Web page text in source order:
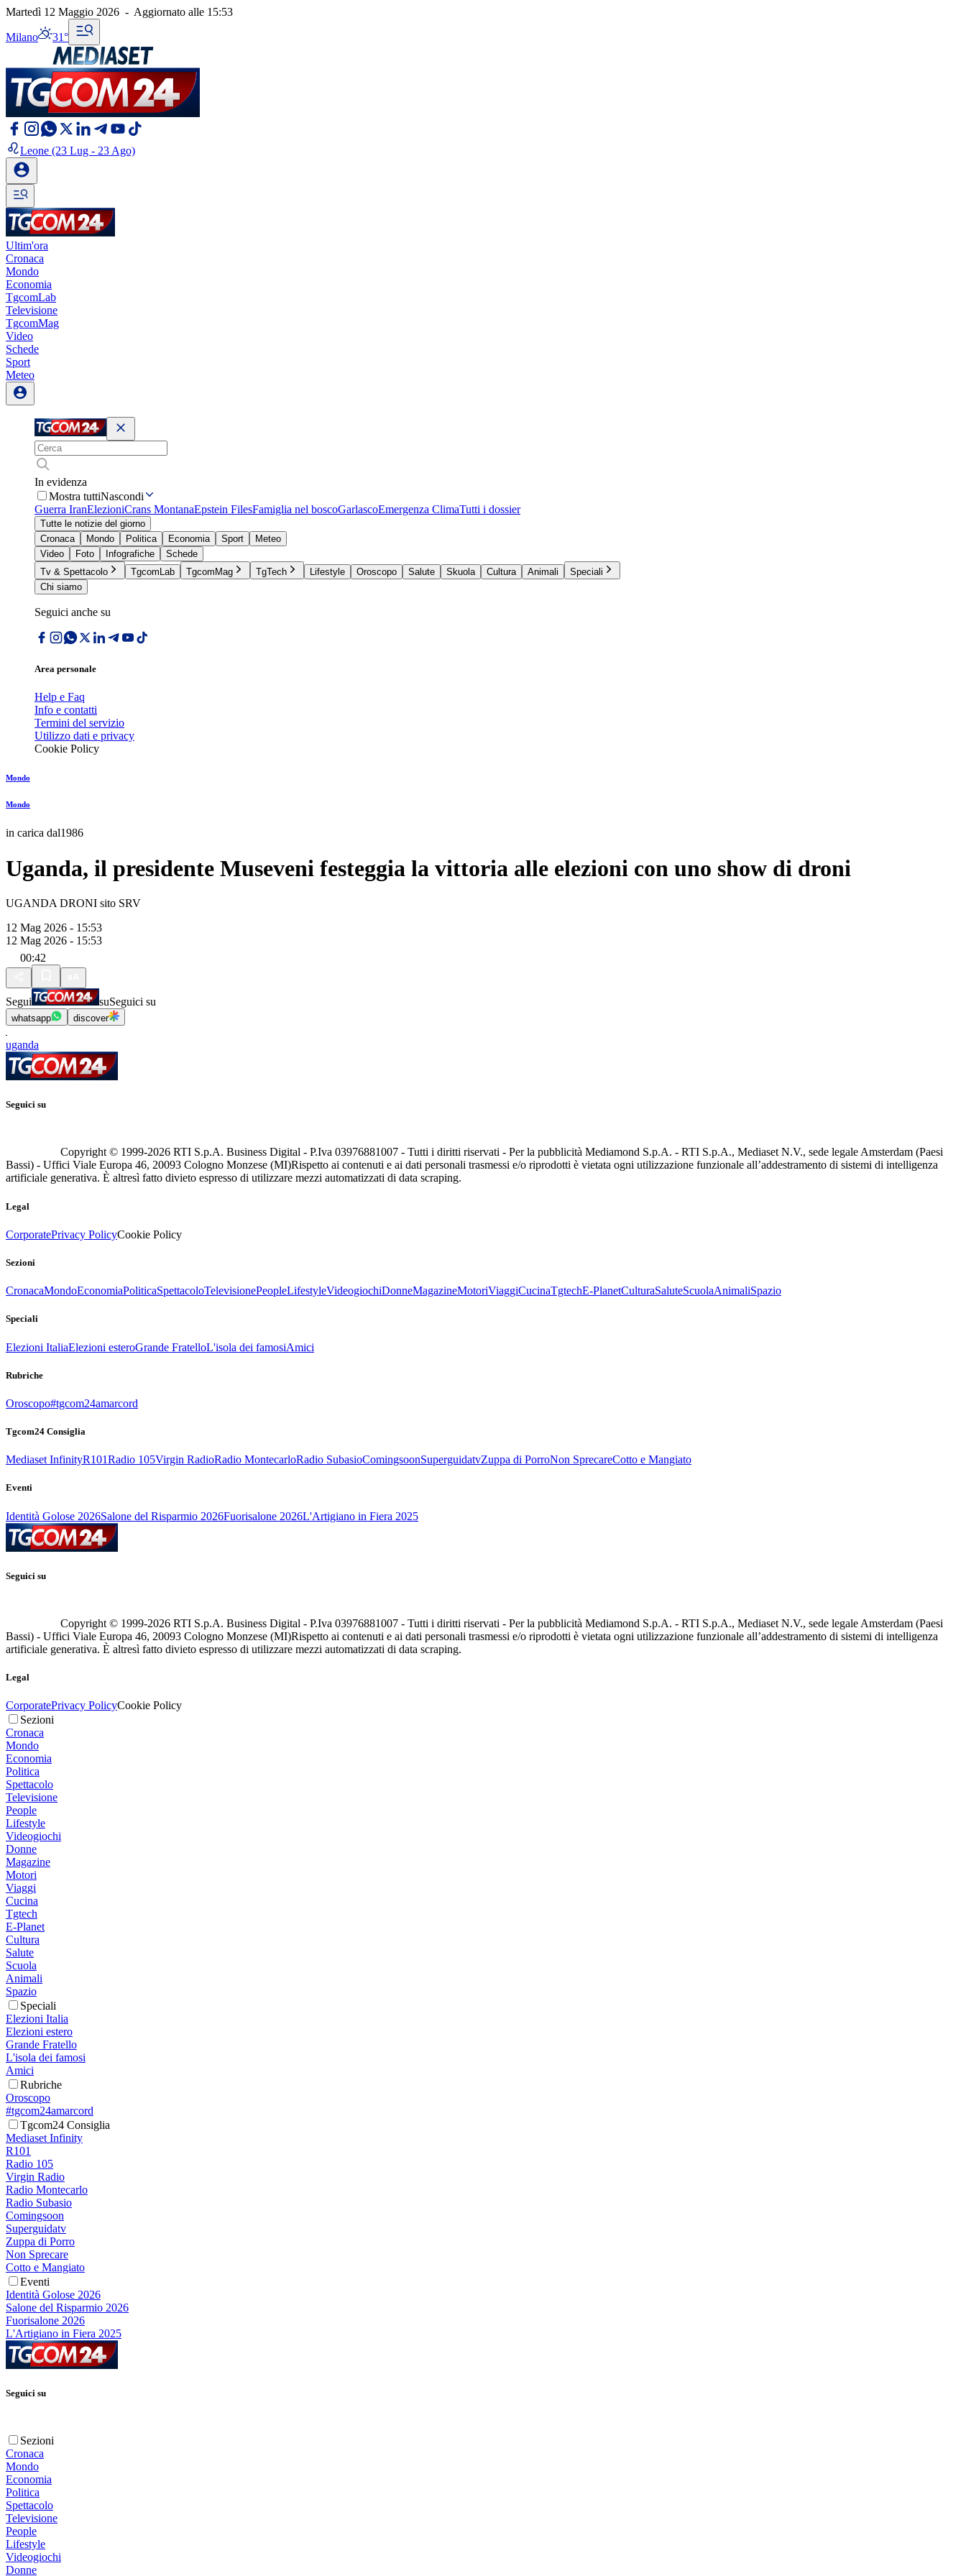
Martedì 12 Maggio 2026 - Aggiornato alle 15:53
Milano 31°
Leone (23 Lug - 23 Ago)
Ultim'ora
Cronaca
Mondo
Economia
TgcomLab
Televisione
TgcomMag
Video
Schede
Sport
Meteo
In evidenza
Mostra tuttiNascondi
Guerra IranElezioniCrans MontanaEpstein FilesFamiglia nel boscoGarlascoEmergenza ClimaTutti i dossier
Tutte le notizie del giorno
Cronaca
Mondo Politica Economia Sport
Meteo
Video
Foto Infografiche
Schede
Tv & Spettacolo
TgcomLab TgcomMag TgTech Lifestyle Oroscopo Salute Skuola Cultura Animali
Speciali
Chi siamo
Seguici anche su
Area personale
Help e Faq
Info e contatti
Termini del servizio
Utilizzo dati e privacy
Cookie Policy
Mondo
Mondo
in carica dal1986
Uganda, il presidente Museveni festeggia la vittoria alle elezioni con uno show di droni
UGANDA DRONI sito SRV
12 Mag 2026 - 15:53
12 Mag 2026 - 15:53
00:42
Segui suSeguici su
whatsapp discover
uganda
Seguici su
Copyright © 1999-2026 RTI S.p.A. Business Digital - P.Iva 03976881007 - Tutti i diritti riservati - Per la pubblicità Mediamond S.p.A. - RTI S.p.A., Mediaset N.V., sede legale Amsterdam (Paesi
Bassi) - Uffici Viale Europa 46, 20093 Cologno Monzese (MI)Rispetto ai contenuti e ai dati personali trasmessi e/o riprodotti è vietata ogni utilizzazione funzionale all’addestramento di sistemi di intelligenza
artificiale generativa. È altresì fatto divieto espresso di utilizzare mezzi automatizzati di data scraping.
Legal
CorporatePrivacy PolicyCookie Policy
Sezioni
CronacaMondoEconomiaPoliticaSpettacoloTelevisionePeopleLifestyleVideogiochiDonneMagazineMotoriViaggiCucinaTgtechE-PlanetCulturaSaluteScuolaAnimaliSpazio
Speciali
Elezioni ItaliaElezioni esteroGrande FratelloL'isola dei famosiAmici
Rubriche
Oroscopo#tgcom24amarcord
Tgcom24 Consiglia
Mediaset InfinityR101Radio 105Virgin RadioRadio MontecarloRadio SubasioComingsoonSuperguidatvZuppa di PorroNon SprecareCotto e Mangiato
Eventi
Identità Golose 2026Salone del Risparmio 2026Fuorisalone 2026L'Artigiano in Fiera 2025
Seguici su
Copyright © 1999-2026 RTI S.p.A. Business Digital - P.Iva 03976881007 - Tutti i diritti riservati - Per la pubblicità Mediamond S.p.A. - RTI S.p.A., Mediaset N.V., sede legale Amsterdam (Paesi
Bassi) - Uffici Viale Europa 46, 20093 Cologno Monzese (MI)Rispetto ai contenuti e ai dati personali trasmessi e/o riprodotti è vietata ogni utilizzazione funzionale all’addestramento di sistemi di intelligenza
artificiale generativa. È altresì fatto divieto espresso di utilizzare mezzi automatizzati di data scraping.
Legal
CorporatePrivacy PolicyCookie Policy
Sezioni
Cronaca
Mondo
Economia
Politica
Spettacolo
Televisione
People
Lifestyle
Videogiochi
Donne
Magazine
Motori
Viaggi
Cucina
Tgtech
E-Planet
Cultura
Salute
Scuola
Animali
Spazio
Speciali
Elezioni Italia
Elezioni estero
Grande Fratello
L'isola dei famosi
Amici
Rubriche
Oroscopo
#tgcom24amarcord
Tgcom24 Consiglia
Mediaset Infinity
R101
Radio 105
Virgin Radio
Radio Montecarlo
Radio Subasio
Comingsoon
Superguidatv
Zuppa di Porro
Non Sprecare
Cotto e Mangiato
Eventi
Identità Golose 2026
Salone del Risparmio 2026
Fuorisalone 2026
L'Artigiano in Fiera 2025
Seguici su
Sezioni
Cronaca
Mondo
Economia
Politica
Spettacolo
Televisione
People
Lifestyle
Videogiochi
Donne